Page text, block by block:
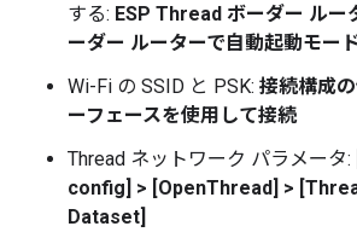
する: ESP Thread ボーダー ルー
ーダー ルーターで自動起動モー
Wi-Fi の SSID と PSK: 接続構成
ーフェースを使用して接続
Thread ネットワーク パラメータ:
config] > [OpenThread] >
Dataset]